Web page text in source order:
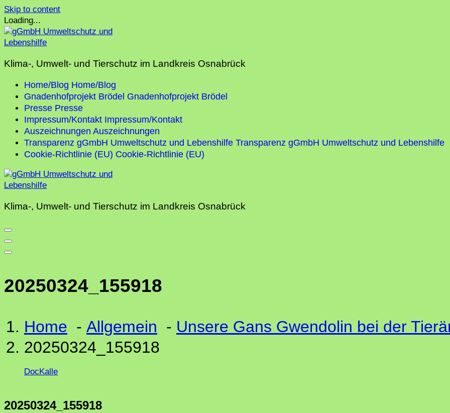
Skip to content
Loading...
Klima-, Umwelt- und Tierschutz im Landkreis Osnabrück
Home/Blog Home/Blog
Gnadenhofprojekt Brödel Gnadenhofprojekt Brödel
Presse Presse
Impressum/Kontakt Impressum/Kontakt
Auszeichnungen Auszeichnungen
Transparenz gGmbH Umweltschutz und Lebenshilfe Transparenz gGmbH Umweltschutz und Lebenshilfe
Cookie-Richtlinie (EU) Cookie-Richtlinie (EU)
Klima-, Umwelt- und Tierschutz im Landkreis Osnabrück
20250324_155918
Home - Allgemein - Unsere Gans Gwendolin bei der
20250324_155918
DocKalle
20250324_155918